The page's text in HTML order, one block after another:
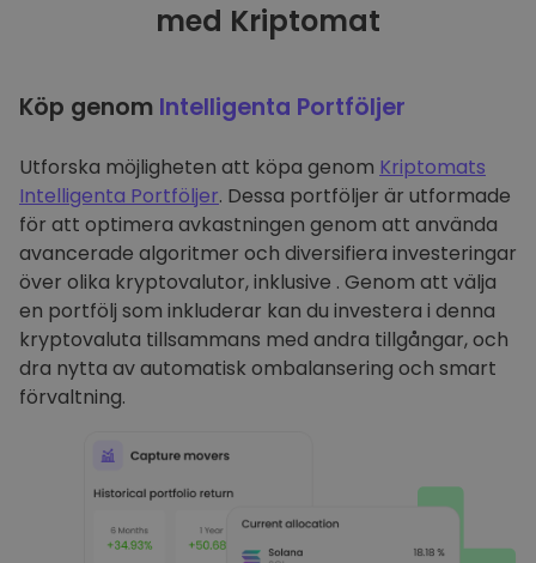
med Kriptomat
Köp genom Intelligenta Portföljer
Utforska möjligheten att köpa genom Kriptomats
Intelligenta Portföljer. Dessa portföljer är utformade
för att optimera avkastningen genom att använda
avancerade algoritmer och diversifiera investeringar
över olika kryptovalutor, inklusive . Genom att välja
en portfölj som inkluderar kan du investera i denna
kryptovaluta tillsammans med andra tillgångar, och
dra nytta av automatisk ombalansering och smart
förvaltning.